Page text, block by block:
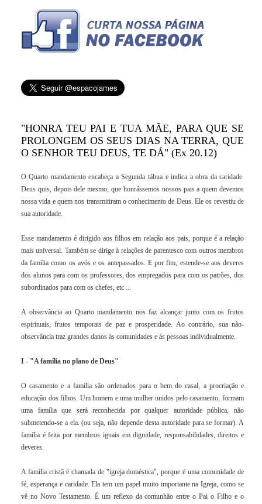
"HONRA TEU PAI E TUA MÃE, PARA QUE SE
PROLONGEM OS SEUS DIAS NA TERRA, QUE
O SENHOR TEU DEUS, TE DÁ" (Ex 20.12)
O Quarto mandamento encabeça a Segunda tábua e indica a obra da caridade.
Deus quis, depois dele mesmo, que honrássemos nossos pais a quem devemos
nossa vida e quem nos transmitiram o conhecimento de Deus. Ele os revestiu de
sua autoridade.
Esse mandamento é dirigido aos filhos em relação aos pais, porque é a relação
mais universal. Também se dirige à relações de parentesco com outros membros
da família como os avós e os antepassados. E por fim, estende-se aos deveres
dos alunos para com os professores, dos empregados para com os patrões, dos
subordinados para com os chefes, etc ...
A observância ao Quarto mandamento nos faz alcançar junto com os frutos
espirituais, frutos temporais de paz e prosperidade. Ao contrário, sua não-
observância traz grandes danos às comunidades e às pessoas individualmente.
I - "A família no plano de Deus"
O casamento e a família são ordenados para o bem do casal, a procriação e
educação dos filhos. Um homem e uma mulher unidos pelo casamento, formam
uma família que será reconhecida por qualquer autoridade pública, não
submetendo-se a ela. (ou seja, não depende desta autoridade para se formar). A
família é feita por membros iguais em dignidade, responsabilidades, direitos e
deveres.
A família cristã é chamada de "igreja doméstica", porque é uma comunidade de
fé, esperança e caridade. Ela tem um papel muito importante na Igreja, como se
vê no Novo Testamento. É um reflexo da comunhão entre o Pai o Filho e o